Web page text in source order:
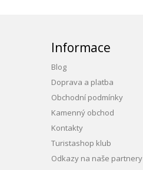
Informace
Blog
Doprava a platba
Obchodní podmínky
Kamenný obchod
Kontakty
Turistashop klub
Odkazy na naše partnery